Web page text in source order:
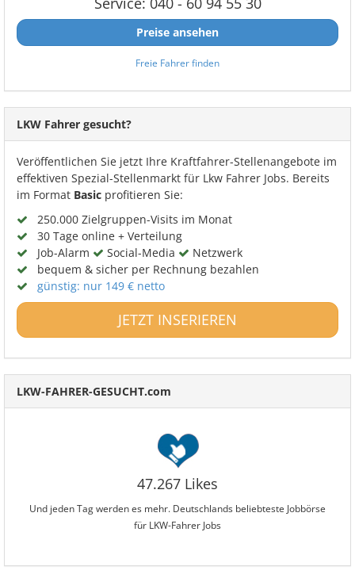
Preise ansehen
Freie Fahrer finden
LKW Fahrer gesucht?
Veröffentlichen Sie jetzt Ihre Kraftfahrer-Stellenangebote im
effektiven Spezial-Stellenmarkt für Lkw Fahrer Jobs. Bereits
im Format Basic profitieren Sie:
250.000 Zielgruppen-Visits im Monat
30 Tage online + Verteilung
Job-Alarm
Social-Media
Netzwerk
bequem & sicher per Rechnung bezahlen
günstig: nur 149 € netto
JETZT INSERIEREN
LKW-FAHRER-GESUCHT.com
47.267 Likes
Und jeden Tag werden es mehr. Deutschlands beliebteste Jobbörse
für LKW-Fahrer Jobs